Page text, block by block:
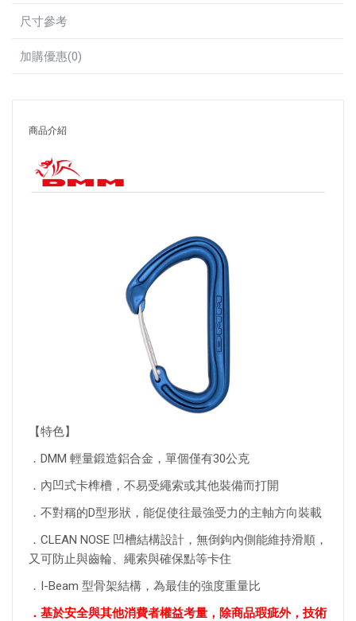
尺寸參考
加購優惠(0)
商品介紹
【特色】
．DMM 輕量鍛造鋁合金，單個僅有30公克
．內凹式卡榫槽，不易受繩索或其他裝備而打開
．不對稱的D型形狀，能促使往最強受力的主軸方向裝載
．CLEAN NOSE 凹槽結構設計，無倒鉤內側能維持滑順，
又可防止與齒輪、繩索與確保點等卡住
．I-Beam 型骨架結構，為最佳的強度重量比
．基於安全與其他消費者權益考量，除商品瑕疵外，技術